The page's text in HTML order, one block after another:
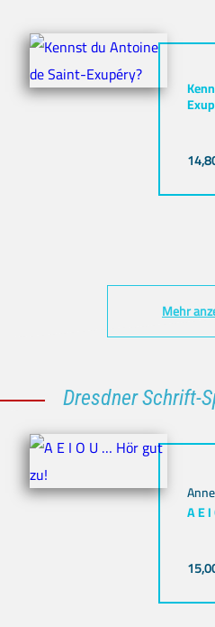
Mehr
Dresdner Schrift-
A E